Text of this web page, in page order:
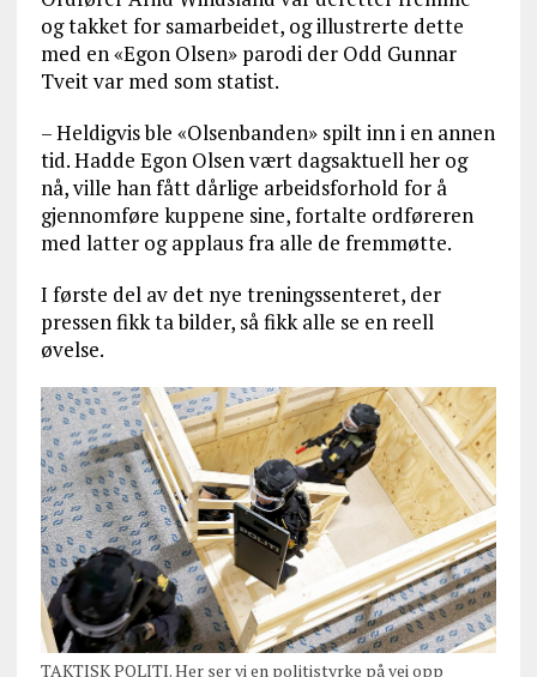
og takket for samarbeidet, og illustrerte dette
med en «Egon Olsen» parodi der Odd Gunnar
Tveit var med som statist.
– Heldigvis ble «Olsenbanden» spilt inn i en annen
tid. Hadde Egon Olsen vært dagsaktuell her og
nå, ville han fått dårlige arbeidsforhold for å
gjennomføre kuppene sine, fortalte ordføreren
med latter og applaus fra alle de fremmøtte.
I første del av det nye treningssenteret, der
pressen fikk ta bilder, så fikk alle se en reell
øvelse.
TAKTISK POLITI. Her ser vi en politistyrke på vei opp